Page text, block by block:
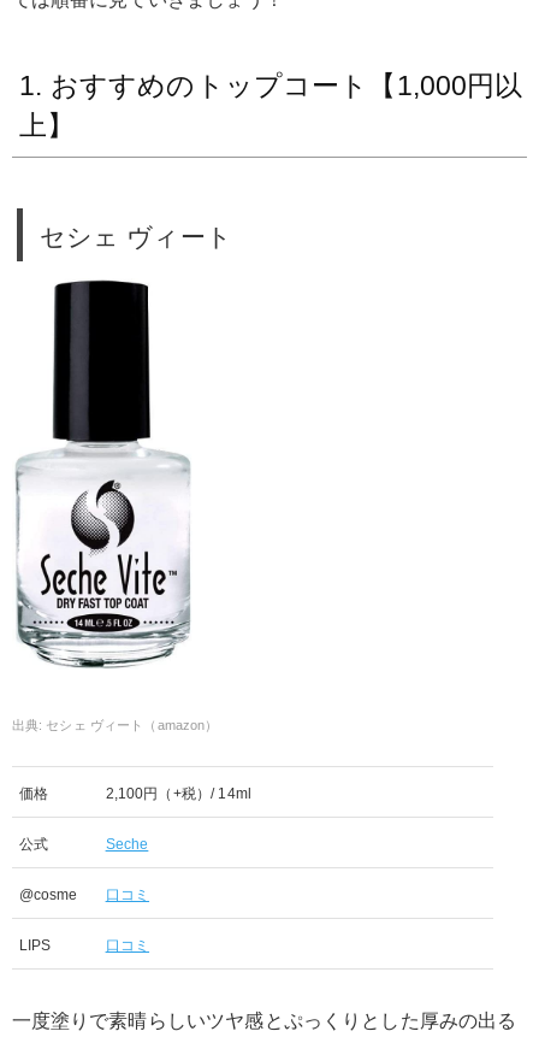
1. おすすめのトップコート【1,000円以
上】
セシェ ヴィート
セシェ ヴィート（amazon）
価格 2,100円（+税）/ 14ml
公式 Seche
@cosme 口コミ
LIPS 口コミ
一度塗りで素晴らしいツヤ感とぷっくりとした厚みの出る